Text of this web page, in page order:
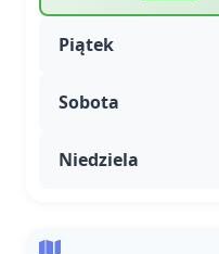
Piątek
Sobota
Niedziela